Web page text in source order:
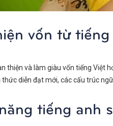
vốn từ
thiện và làm giàu vốn tiếng Việt
diễn đạt mới, các cấu trúc
tiếng anh